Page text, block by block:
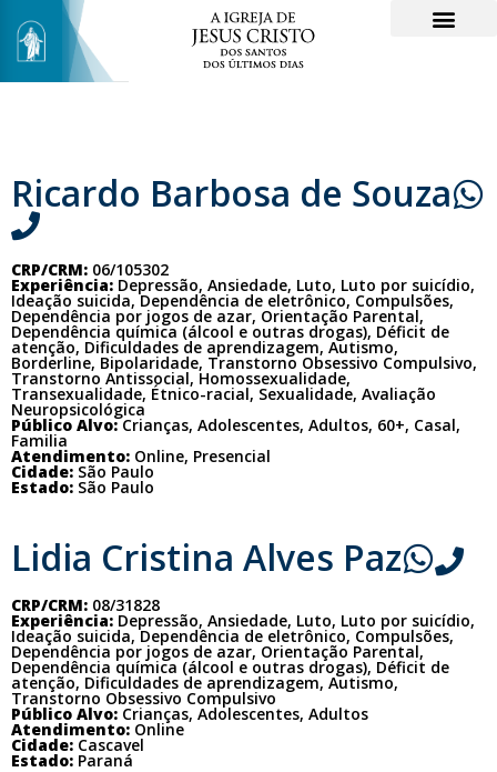
Ricardo Barbosa de Souza
CRP/CRM: 06/105302
Experiência: Depressão, Ansiedade, Luto, Luto por suicídio,
Ideação suicida, Dependência de eletrônico, Compulsões,
Dependência por jogos de azar, Orientação Parental,
Dependência química (álcool e outras drogas), Déficit de
atenção, Dificuldades de aprendizagem, Autismo,
Borderline, Bipolaridade, Transtorno Obsessivo Compulsivo,
Transtorno Antissocial, Homossexualidade,
Transexualidade, Étnico-racial, Sexualidade, Avaliação
Neuropsicológica
Público Alvo:Crianças, Adolescentes, Adultos, 60+, Casal,
Familia
Atendimento: Online, Presencial
Cidade: São Paulo
Estado: São Paulo
Lidia Cristina Alves Paz
CRP/CRM: 08/31828
Experiência: Depressão, Ansiedade, Luto, Luto por suicídio,
Ideação suicida, Dependência de eletrônico, Compulsões,
Dependência por jogos de azar, Orientação Parental,
Dependência química (álcool e outras drogas), Déficit de
atenção, Dificuldades de aprendizagem, Autismo,
Transtorno Obsessivo Compulsivo
Público Alvo: Crianças, Adolescentes, Adultos
Atendimento: Online
Cidade: Cascavel
Estado: Paraná